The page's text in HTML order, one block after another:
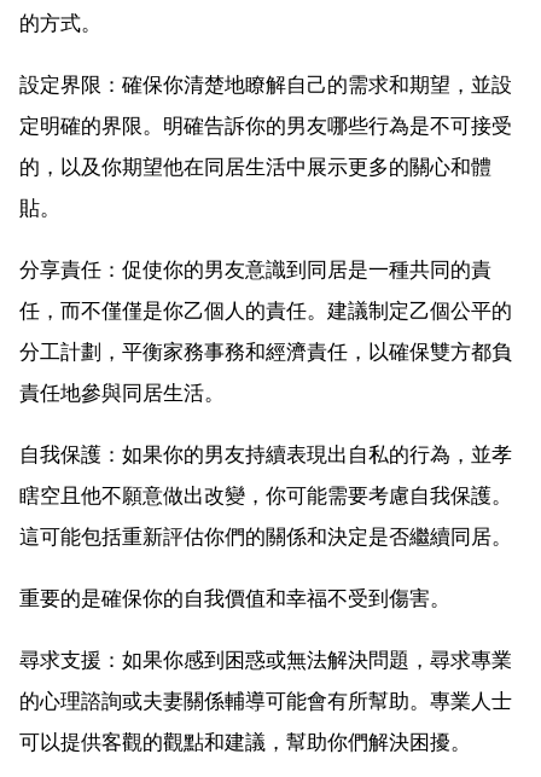
的方式。
設定界限：確保你清楚地瞭解自己的需求和期望，並設
定明確的界限。明確告訴你的男友哪些行為是不可接受
的，以及你期望他在同居生活中展示更多的關心和體
貼。
分享責任：促使你的男友意識到同居是一種共同的責
任，而不僅僅是你乙個人的責任。建議制定乙個公平的
分工計劃，平衡家務事務和經濟責任，以確保雙方都負
責任地參與同居生活。
自我保護：如果你的男友持續表現出自私的行為，並孝
瞎空且他不願意做出改變，你可能需要考慮自我保護。
這可能包括重新評估你們的關係和決定是否繼續同居。
重要的是確保你的自我價值和幸福不受到傷害。
尋求支援：如果你感到困惑或無法解決問題，尋求專業
的心理諮詢或夫妻關係輔導可能會有所幫助。專業人士
可以提供客觀的觀點和建議，幫助你們解決困擾。